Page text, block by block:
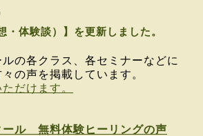
・体験談）】を更新しました。
の各クラス、各セミナーなどに
の声を掲載しています。
だけます。
ル 無料体験ヒーリングの声